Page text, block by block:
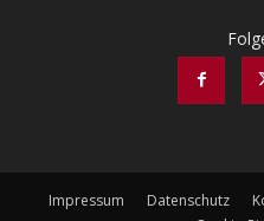
Impressum Datenschutz